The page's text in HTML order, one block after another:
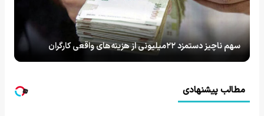
سهم ناچیز دستمزد ۲۲میلیونی از هزینه‌های واقعی کارگران
مطالب پیشنهادی